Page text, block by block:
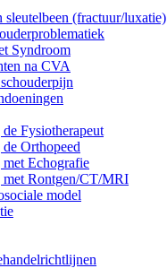
sleutelbeen (fractuur/luxatie)
Syndroom
na CVA
Fysiotherapeut
Orthopeed
Echografie
Rontgen/CT/MRI
model